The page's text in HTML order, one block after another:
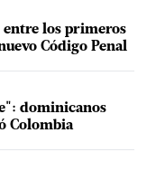
los primeros
Código Penal
dominicanos
Colombia